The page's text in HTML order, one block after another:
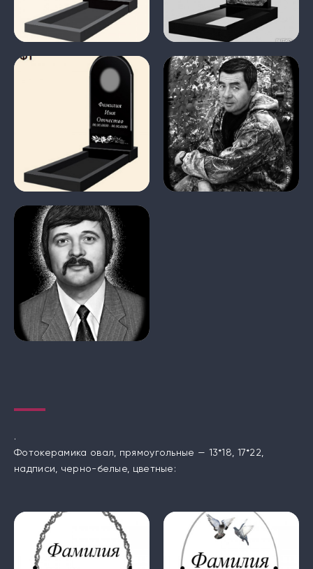
.
Фотокерамика овал, прямоугольные — 13*18, 17*22,
надписи, черно-белые, цветные: